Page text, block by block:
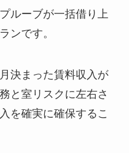
ルーブが一括借り上
ンです。
決まった賃料収入が
と室リスクに左右さ
を確実に確保するこ